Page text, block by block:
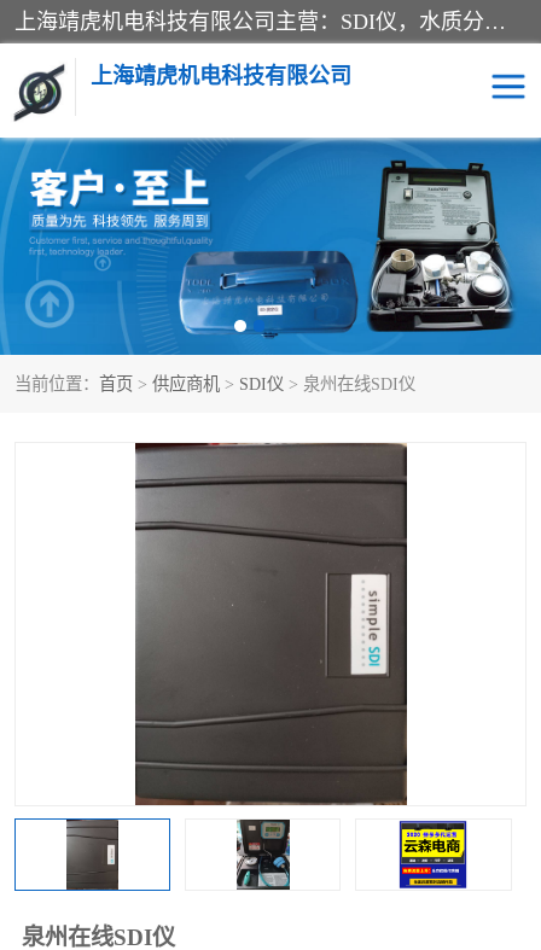
上海靖虎机电科技有限公司主营：SDI仪，水质分析仪，水质检测仪产品；上海靖虎机电科技有限公司在专业制造和研发等方面的强大的平台优势，利用自身在自动化仪表、自控系统及环保监测仪器的专长，以优良的技术，优越的产品质量和良好的服务质量与广大客户真诚合作。
上海靖虎机电科技有限公司
当前位置： 首页 > 供应商机 > SDI仪 > 泉州在线SDI仪
泉州在线SDI仪
SDI仪 过滤膜过滤纸
PH电导测试笔 水质分析仪
水质检测仪 电导测试笔
PH电导测试仪